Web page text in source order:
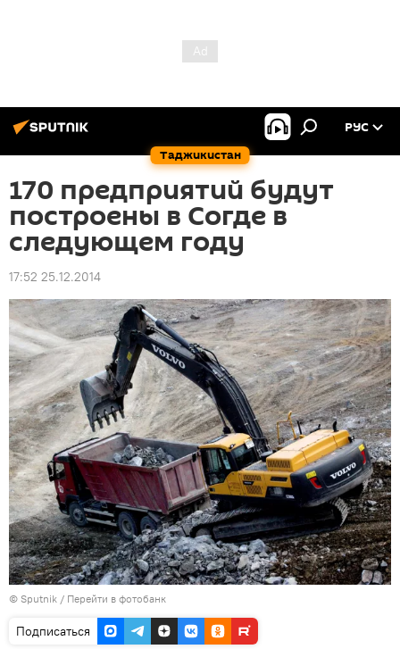
Таджикистан
РУС
170 предприятий будут
построены в Согде в
следующем году
17:52 25.12.2014
© Sputnik / Перейти в фотобанк
Подписаться